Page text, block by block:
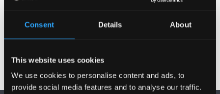
Consent Details About
This website uses cookies
We use cookies to personalise content and ads, to
provide social media features and to analyse our traffic.
hr@bangor.ac.uk